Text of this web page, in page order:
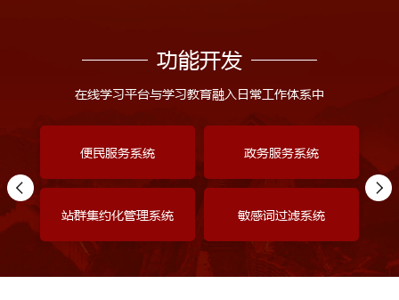
功能开发
在线学习平台与学习教育融入日常工作体系中
便民服务系统 政务服务系统
站群集约化管理系统 敏感词过滤系统